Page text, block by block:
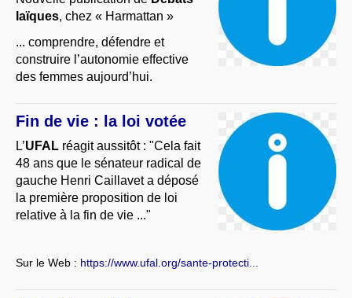
laïques, chez « Harmattan »
... comprendre, défendre et
construire l’autonomie effective
des femmes aujourd’hui.
Fin de vie : la loi votée
L’UFAL réagit aussitôt : "Cela fait
48 ans que le sénateur radical de
gauche Henri Caillavet a déposé
la première proposition de loi
relative à la fin de vie ..."
Sur le Web : https://www.ufal.org/sante-protecti...